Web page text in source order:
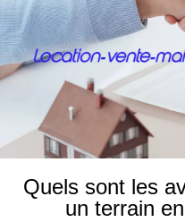
Quels sont les
un terrain